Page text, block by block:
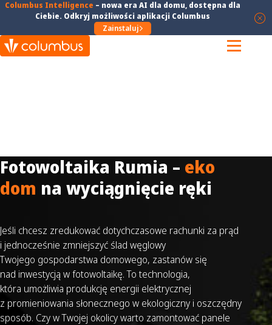
Columbus Intelligence – nowa era AI dla domu, dostępna dla
Ciebie. Odkryj możliwości aplikacji Columbus
Zainstaluj
Fotowoltaika Rumia – eko
dom na wyciągnięcie ręki
Jeśli chcesz zredukować dotychczasowe rachunki za prąd
i jednocześnie zmniejszyć ślad węglowy
Twojego gospodarstwa domowego, zastanów się
nad inwestycją w fotowoltaikę. To technologia,
która umożliwia produkcję energii elektrycznej
z promieniowania słonecznego w ekologiczny i oszczędny
sposób. Czy w Twojej okolicy warto zamontować panele